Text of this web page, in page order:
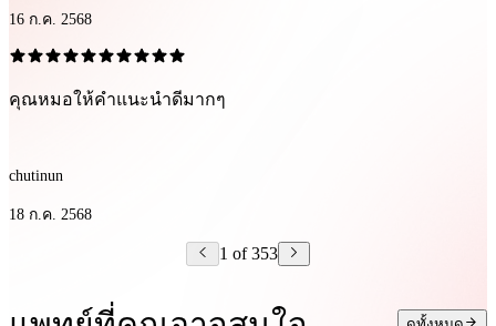
16 ก.ค. 2568
คุณหมอให้คำแนะนำดีมากๆ
chutinun
18 ก.ค. 2568
1 of 353